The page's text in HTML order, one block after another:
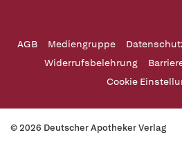
AGB Mediengruppe
Widerrufsbelehrung
Cookie
© 2026 Deutscher Apotheker Verlag